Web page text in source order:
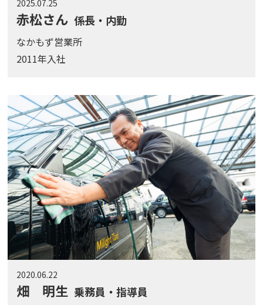
2025.07.25
赤松さん 係長・内勤
なかもず営業所
2011年入社
2020.06.22
畑 明生 乗務員・指導員